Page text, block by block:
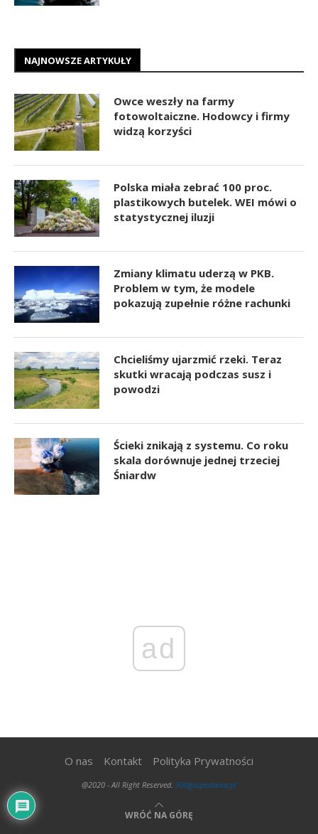
NAJNOWSZE ARTYKUŁY
Owce weszły na farmy
fotowoltaiczne. Hodowcy i firmy
widzą korzyści
Polska miała zebrać 100 proc.
plastikowych butelek. WEI mówi o
statystycznej iluzji
Zmiany klimatu uderzą w PKB.
Problem w tym, że modele
pokazują zupełnie różne rachunki
Chcieliśmy ujarzmić rzeki. Teraz
skutki wracają podczas susz i
powodzi
Ścieki znikają z systemu. Co roku
skala dorównuje jednej trzeciej
Śniardw
ad
O nas Kontakt Polityka Prywatności
@2020 - All Right Reserved. 300gospodarka.pl
WRÓĆ NA GÓRĘ